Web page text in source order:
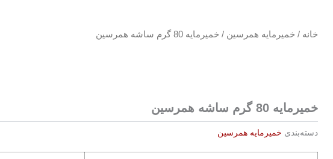
خانه / خمیرمایه همرسین / خمیرمایه 80 گرم ساشه همرسین
خمیرمایه 80 گرم ساشه همرسین
دسته‌بندی خمیرمایه همرسین